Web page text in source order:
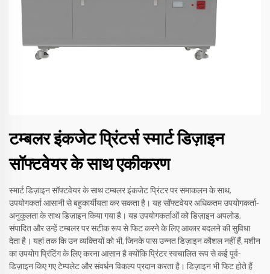
टम्बलर इंकजेट प्रिंटर्स स्मार्ट डिज़ाइन
सॉफ्टवेयर के साथ एकीकरण
स्मार्ट डिज़ाइन सॉफ्टवेयर के साथ टम्बलर इंकजेट प्रिंटर पर समाकलन के साथ,
उपयोगकर्ता आसानी से बहुकार्यीयता कर सकता है। यह सॉफ्टवेयर अधिकतम उपयोगकर्ता-
अनुकूलता के साथ डिज़ाइन किया गया है। यह उपयोगकर्ताओं को डिज़ाइन अपलोड,
संपादित और उन्हें टम्बलर पर सटीक रूप से फिट करने के लिए आकार बदलने की सुविधा
देता है। यहां तक कि उन व्यक्तियों को भी, जिनके पास उन्नत डिज़ाइन कौशल नहीं हैं, मशीन
का उपयोग प्रिंटिंग के लिए करना आसान है क्योंकि प्रिंटर स्वचालित रूप से कई पूर्व-
डिज़ाइन किए गए टेम्पलेट और संवर्धन विकल्प प्रदान करता है। डिज़ाइन भी फिट होते हैं